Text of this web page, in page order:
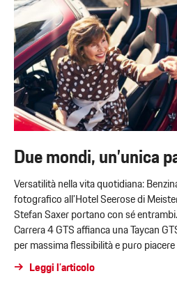
Due mondi, un’unica
Versatilità nella vita quotidiana:
fotografico all’Hotel Seerose di
Stefan Saxer portano con sé
Carrera 4 GTS affianca una Taycan
per massima flessibilità e puro
Leggi l’articolo